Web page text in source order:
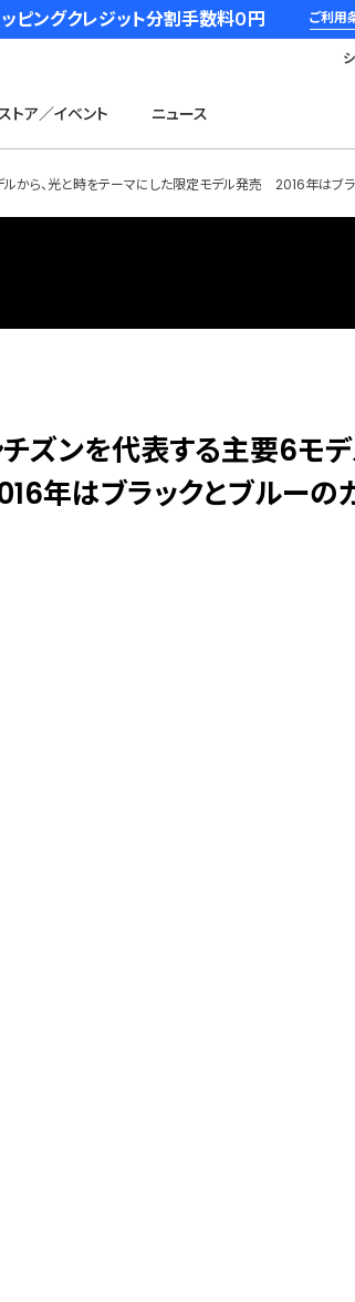
ピングクレジット分割手数料０円 ご利用
トア／イベント ニュース
ルから、光と時をテーマにした限定モデル発売 2016年は
ズンを代表する主要6モ
年はブラックとブルーの